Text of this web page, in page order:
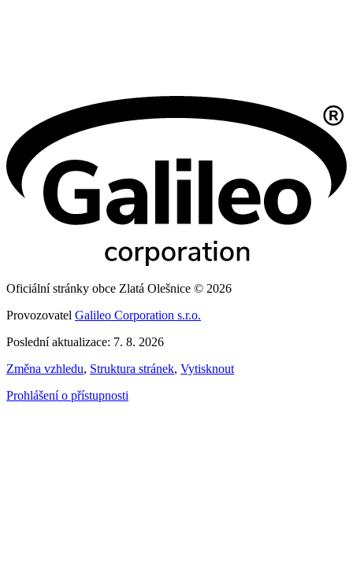
Oficiální stránky obce Zlatá Olešnice © 2026
Provozovatel Galileo Corporation s.r.o.
Poslední aktualizace: 7. 8. 2026
Změna vzhledu, Struktura stránek, Vytisknout
Prohlášení o přístupnosti